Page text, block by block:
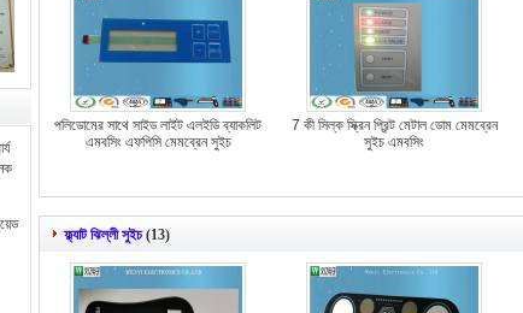
পলিডোমের সাথে সাইড লাইট এলইডি ব্যাকলিট
এমবসিং এফপিসি মেমব্রেন সুইচ
7 কী সিল্ক স্ক্রিন প্রিন্ট মেটাল ডোম মেমব্রেন
সুইচ এমবসিং
ফ্ল্যাট ঝিল্লী সুইচ (13)